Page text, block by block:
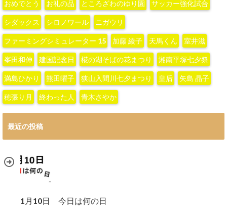
おめでとう お礼の品 ところざわのゆり園 サッカー強化試合
シダックス シロノワール ニガウリ
ファーミングシミュレーター 15 加藤 綾子‬ 天馬くん 室井滋
峯田和伸 建国記念日 椛の湖そばの花まつり 湘南平塚七夕祭
満島ひかり 熊田曜子 狭山入間川七夕まつり 皇后 矢島 晶子
穂張り月 終わった人 青木さやか
最近の投稿
1月10日 今日は何の日